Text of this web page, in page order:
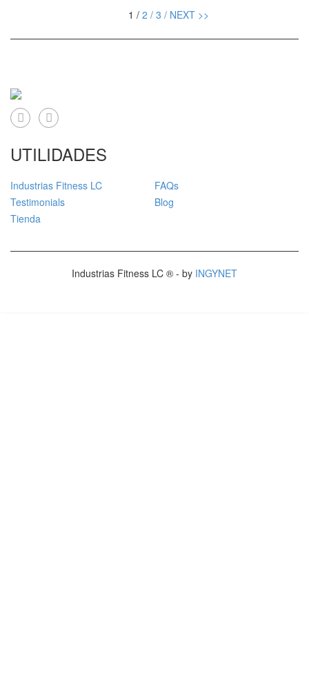
1 / 2 / 3 / NEXT >>
UTILIDADES
Industrias Fitness LC
FAQs
Testimonials
Blog
Tienda
Industrias Fitness LC ® - by INGYNET